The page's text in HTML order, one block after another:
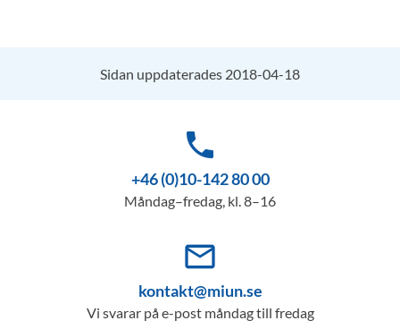
Sidan uppdaterades 2018-04-18
phone
+46 (0)10-142 80 00
Måndag–fredag, kl. 8–16
mail_outline
kontakt@miun.se
Vi svarar på e-post måndag till fredag